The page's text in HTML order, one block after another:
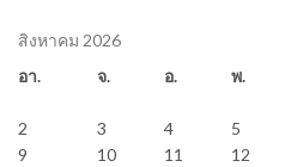
สิงหาคม 2026
อา.
จ. อ. พ.
2
3 4 5
9
10 11 12